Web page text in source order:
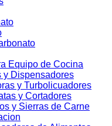
Equipo de Cocina
y Dispensadores
y Turbolicuadores
y Cortadores
y Sierras de Carne